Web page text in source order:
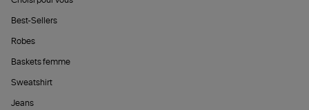
Best-Sellers
Robes
Baskets femme
Sweatshirt
Jeans